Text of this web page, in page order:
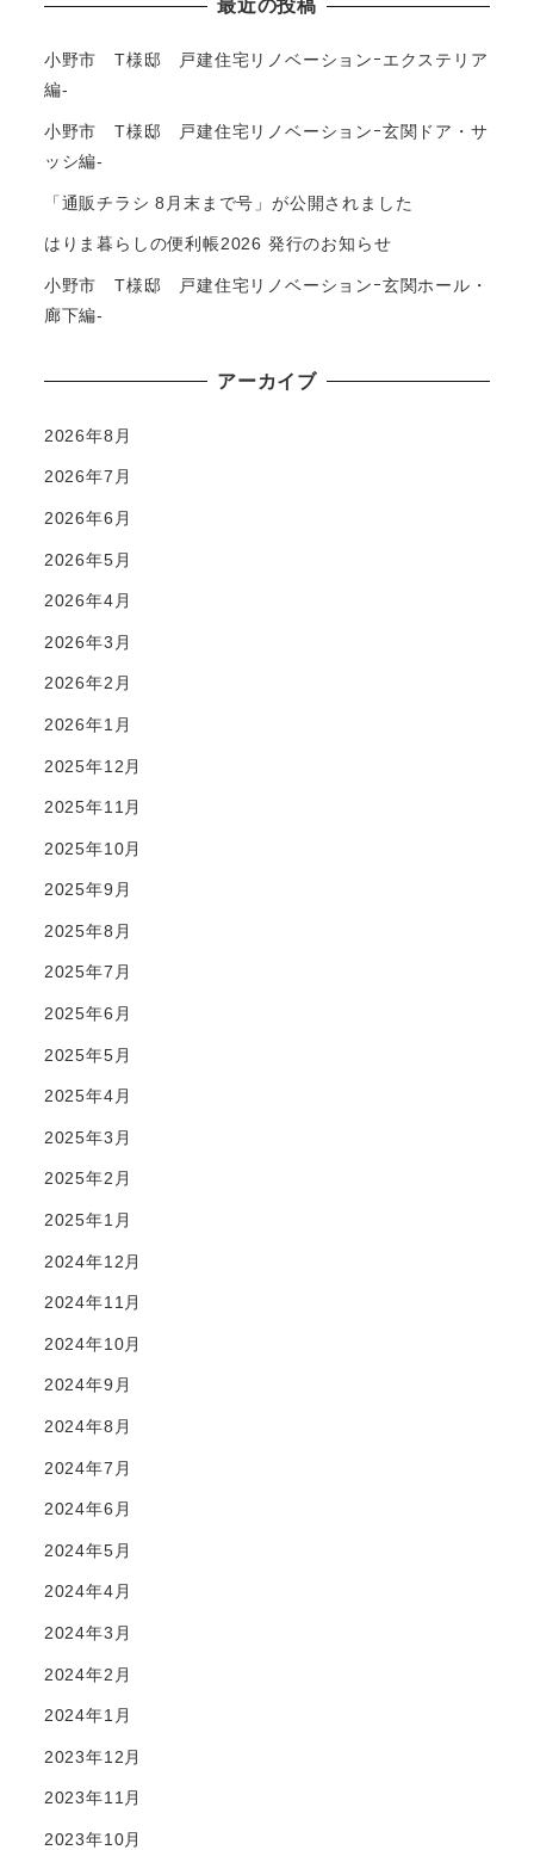
最近の投稿
小野市 T様邸 戸建住宅リノベーションｰエクステリア
編-
小野市 T様邸 戸建住宅リノベーションｰ玄関ドア・サ
ッシ編-
「通販チラシ 8月末まで号」が公開されました
はりま暮らしの便利帳2026 発行のお知らせ
小野市 T様邸 戸建住宅リノベーションｰ玄関ホール・
廊下編-
アーカイブ
2026年8月
2026年7月
2026年6月
2026年5月
2026年4月
2026年3月
2026年2月
2026年1月
2025年12月
2025年11月
2025年10月
2025年9月
2025年8月
2025年7月
2025年6月
2025年5月
2025年4月
2025年3月
2025年2月
2025年1月
2024年12月
2024年11月
2024年10月
2024年9月
2024年8月
2024年7月
2024年6月
2024年5月
2024年4月
2024年3月
2024年2月
2024年1月
2023年12月
2023年11月
2023年10月